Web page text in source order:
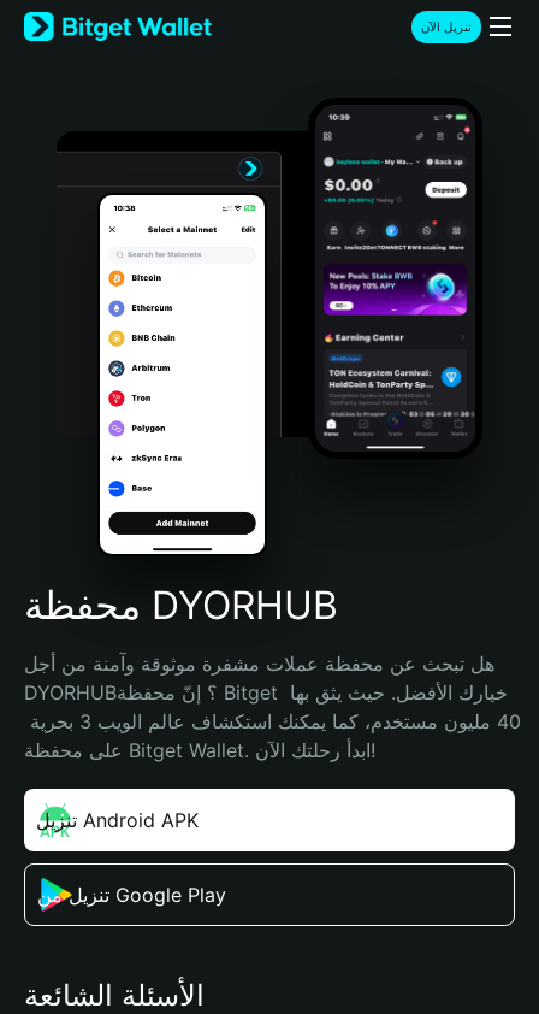
English
日本語
Türkçe
Português (Portugal)
Bahasa Indonesia
Português (Brasil)
Español (Argentina)
تنزيل الآن
محفظة DYORHUB
هل تبحث عن محفظة عملات مشفرة موثوقة وآمنة من أجل
DYORHUB؟ إنّ محفظة Bitget خيارك الأفضل. حيث يثق بها
على محفظة Bitget Wallet. ابدأ رحلتك الآن!
تنزيل Android APK
تنزيل من Google Play
الأسئلة الشائعة